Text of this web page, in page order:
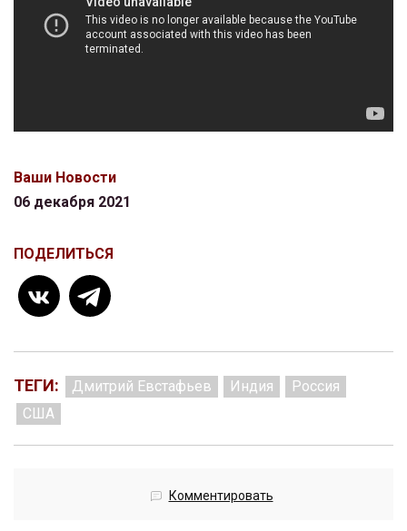
Ваши Новости
06 декабря 2021
ПОДЕЛИТЬСЯ
ТЕГИ: Дмитрий Евстафьев Индия
Россия
США
Комментировать